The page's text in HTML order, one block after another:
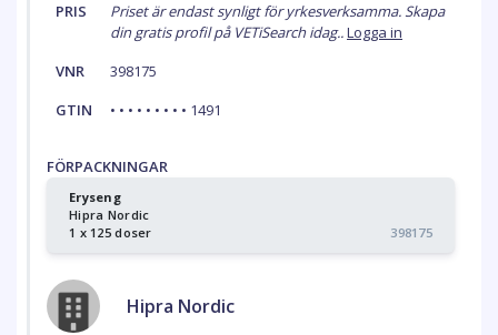
PRIS
Priset är endast synligt för yrkesverksamma. Skapa
din gratis profil på VETiSearch idag..Logga in
VNR
398175
GTIN
• • • • • • • • • 1491
FÖRPACKNINGAR
Eryseng
Hipra Nordic
1 x 125 doser
398175
Hipra Nordic